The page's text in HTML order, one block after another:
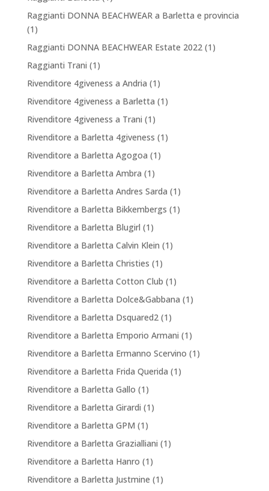
Raggianti DONNA BEACHWEAR a Barletta e provincia
(1)
Raggianti DONNA BEACHWEAR Estate 2022(1)
Raggianti Trani (1)
Rivenditore 4giveness a Andria (1)
Rivenditore 4giveness a Barletta (1)
Rivenditore 4giveness a Trani (1)
Rivenditore a Barletta 4giveness (1)
Rivenditore a Barletta Agogoa (1)
Rivenditore a Barletta Ambra (1)
Rivenditore a Barletta Andres Sarda (1)
Rivenditore a Barletta Bikkembergs (1)
Rivenditore a Barletta Blugirl (1)
Rivenditore a Barletta Calvin Klein (1)
Rivenditore a Barletta Christies (1)
Rivenditore a Barletta Cotton Club (1)
Rivenditore a Barletta Dolce&Gabbana (1)
Rivenditore a Barletta Dsquared2(1)
Rivenditore a Barletta Emporio Armani (1)
Rivenditore a Barletta Ermanno Scervino (1)
Rivenditore a Barletta Frida Querida (1)
Rivenditore a Barletta Gallo (1)
Rivenditore a Barletta Girardi (1)
Rivenditore a Barletta GPM (1)
Rivenditore a Barletta Grazialliani (1)
Rivenditore a Barletta Hanro (1)
Rivenditore a Barletta Justmine (1)